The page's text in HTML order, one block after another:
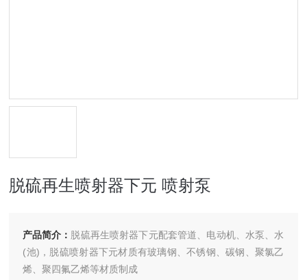
脱硫再生喷射器下元 喷射泵
产品简介： 脱硫再生喷射器下元配套管道、电动机、水泵、水
(池)，脱硫喷射器下元材质有玻璃钢、不锈钢、碳钢、聚氯乙
烯、聚四氟乙烯等材质制成